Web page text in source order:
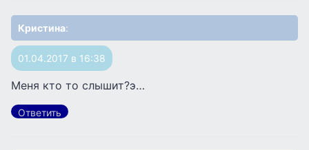
Кристина:
01.04.2017 в 16:38
Меня кто то слышит?э…
Ответить